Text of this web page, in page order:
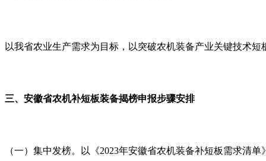
以我省农业生产需求为目标，以突破农机装备产业关键技术
三、安徽省农机补短板装备揭榜申报步骤安排
（一）集中发榜。以《2023年安徽省农机装备补短板需求清